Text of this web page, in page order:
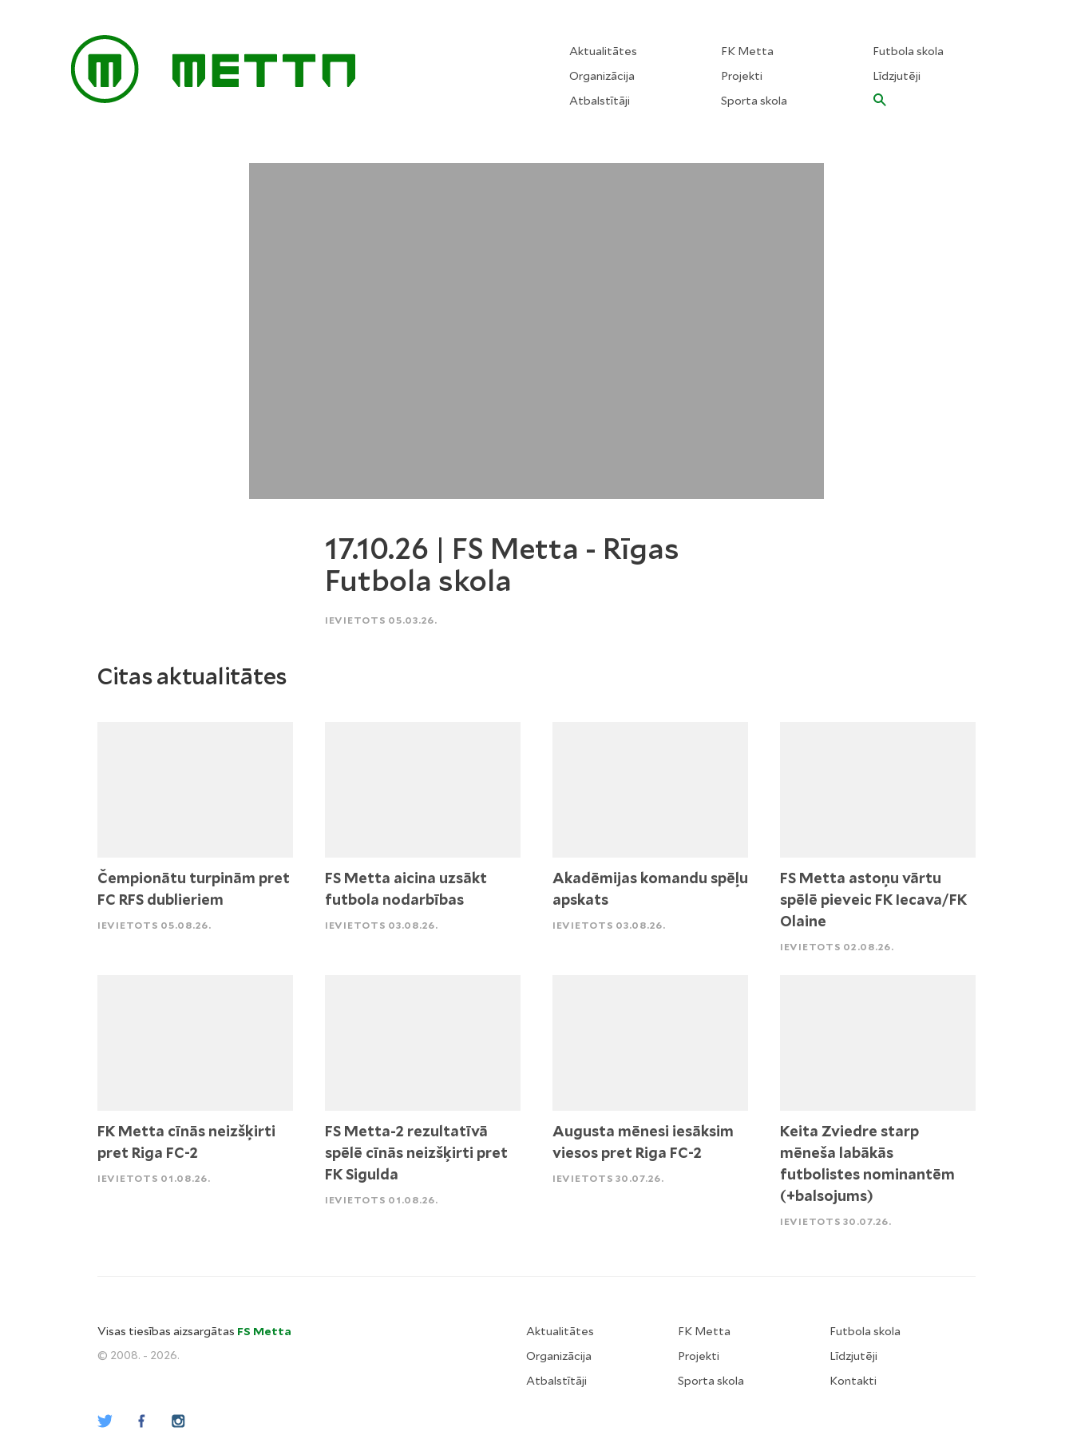
Aktualitātes
Organizācija
Atbalstītāji
FK Metta
Projekti
Sporta skola
Futbola skola
Līdzjutēji
17.10.26 | FS Metta - Rīgas
Futbola skola
IEVIETOTS 05.03.26.
Citas aktualitātes
Čempionātu turpinām pret
FC RFS dublieriem
IEVIETOTS 05.08.26.
FS Metta aicina uzsākt
futbola nodarbības
IEVIETOTS 03.08.26.
Akadēmijas komandu spēļu
apskats
IEVIETOTS 03.08.26.
FS Metta astoņu vārtu
spēlē pieveic FK Iecava/FK
Olaine
IEVIETOTS 02.08.26.
FK Metta cīnās neizšķirti
pret Riga FC-2
IEVIETOTS 01.08.26.
FS Metta-2 rezultatīvā
spēlē cīnās neizšķirti pret
FK Sigulda
IEVIETOTS 01.08.26.
Augusta mēnesi iesāksim
viesos pret Riga FC-2
IEVIETOTS 30.07.26.
Keita Zviedre starp
mēneša labākās
futbolistes nominantēm
(+balsojums)
IEVIETOTS 30.07.26.
Visas tiesības aizsargātas FS Metta
© 2008. - 2026.
Aktualitātes
Organizācija
Atbalstītāji
FK Metta
Projekti
Sporta skola
Futbola skola
Līdzjutēji
Kontakti